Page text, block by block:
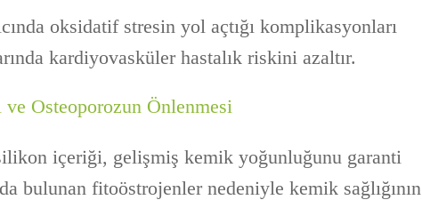
oksidatif stresin yol açtığı komplikasyonları
kardiyovasküler hastalık riskini azaltır.
Osteoporozun Önlenmesi
içeriği, gelişmiş kemik yoğunluğunu garanti
bulunan fitoöstrojenler nedeniyle kemik sağlığının